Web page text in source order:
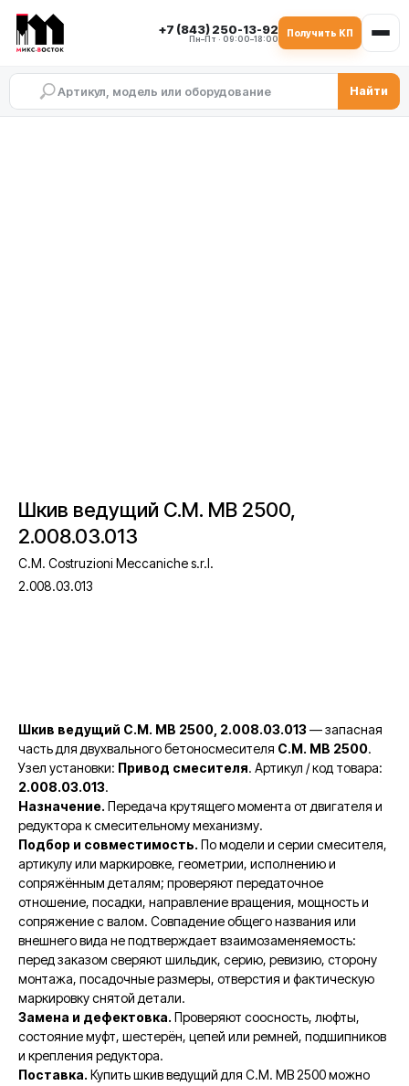
+7 (843) 250-13-92
Пн–Пт · 09:00–18:00
Получить КП
Найти
Шкив ведущий C.M. MB 2500,
2.008.03.013
C.M. Costruzioni Meccaniche s.r.l.
2.008.03.013
Шкив ведущий C.M. MB 2500, 2.008.03.013 — запасная
часть для двухвального бетоносмесителя C.M. MB 2500.
Узел установки: Привод смесителя. Артикул / код товара:
2.008.03.013.
Назначение. Передача крутящего момента от двигателя и
редуктора к смесительному механизму.
Подбор и совместимость. По модели и серии смесителя,
артикулу или маркировке, геометрии, исполнению и
сопряжённым деталям; проверяют передаточное
отношение, посадки, направление вращения, мощность и
сопряжение с валом. Совпадение общего названия или
внешнего вида не подтверждает взаимозаменяемость:
перед заказом сверяют шильдик, серию, ревизию, сторону
монтажа, посадочные размеры, отверстия и фактическую
маркировку снятой детали.
Замена и дефектовка. Проверяют соосность, люфты,
состояние муфт, шестерён, цепей или ремней, подшипников
и крепления редуктора.
Поставка. Купить шкив ведущий для C.M. MB 2500 можно